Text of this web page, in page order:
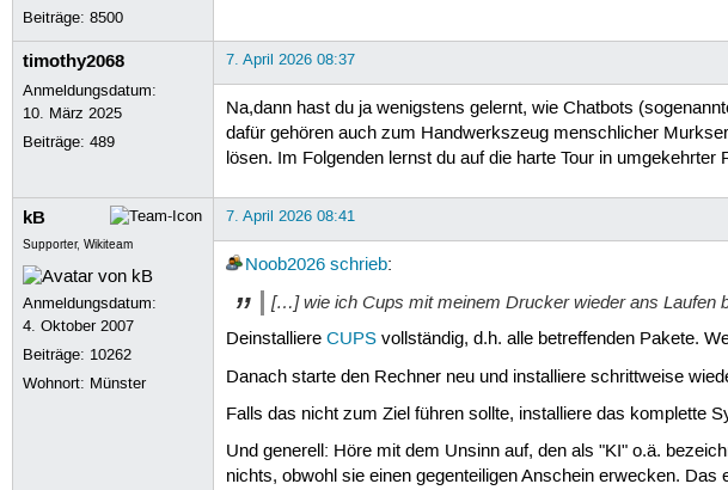
Beiträge:8500
timothy2068
Anmeldungsdatum:
10. März 2025
Beiträge:489
7. April 2026 08:37
Na,dann hast du ja wenigstens gelernt, wie Chatbots
dafür gehören auch zum Handwerkszeug menschlicher
lösen. Im Folgenden lernst du auf die harte Tour in
kB
Supporter, Wikiteam
Anmeldungsdatum:
4. Oktober 2007
Beiträge: 10262
Wohnort: Münster
7. April 2026 08:41
Noob2026 schrieb:
[…] wie ich Cups mit meinem Drucker wieder ans Laufen
Deinstalliere CUPSvollständig, d.h. alle betreffenden Pakete.
Danach starte den Rechner neu und installiere schrittweise
Falls das nicht zum Ziel führen sollte, installiere das komplette
Und generell: Höre mit dem Unsinn auf, den als "KI" o.ä.
nichts, obwohl sie einen gegenteiligen Anschein erwecken.